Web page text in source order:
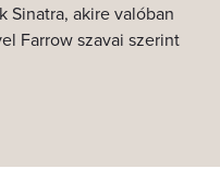
Sinatra, akire valóban
Farrow szavai szerint